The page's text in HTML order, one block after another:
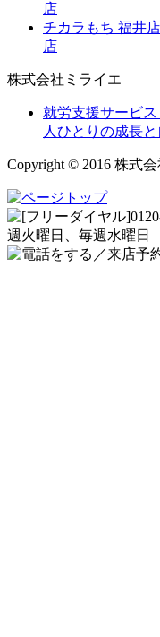
店
チカラもち 福井店
店
株式会社ミライエ
就労支援サービス
人ひとりの成長
Copyright © 2016 株式